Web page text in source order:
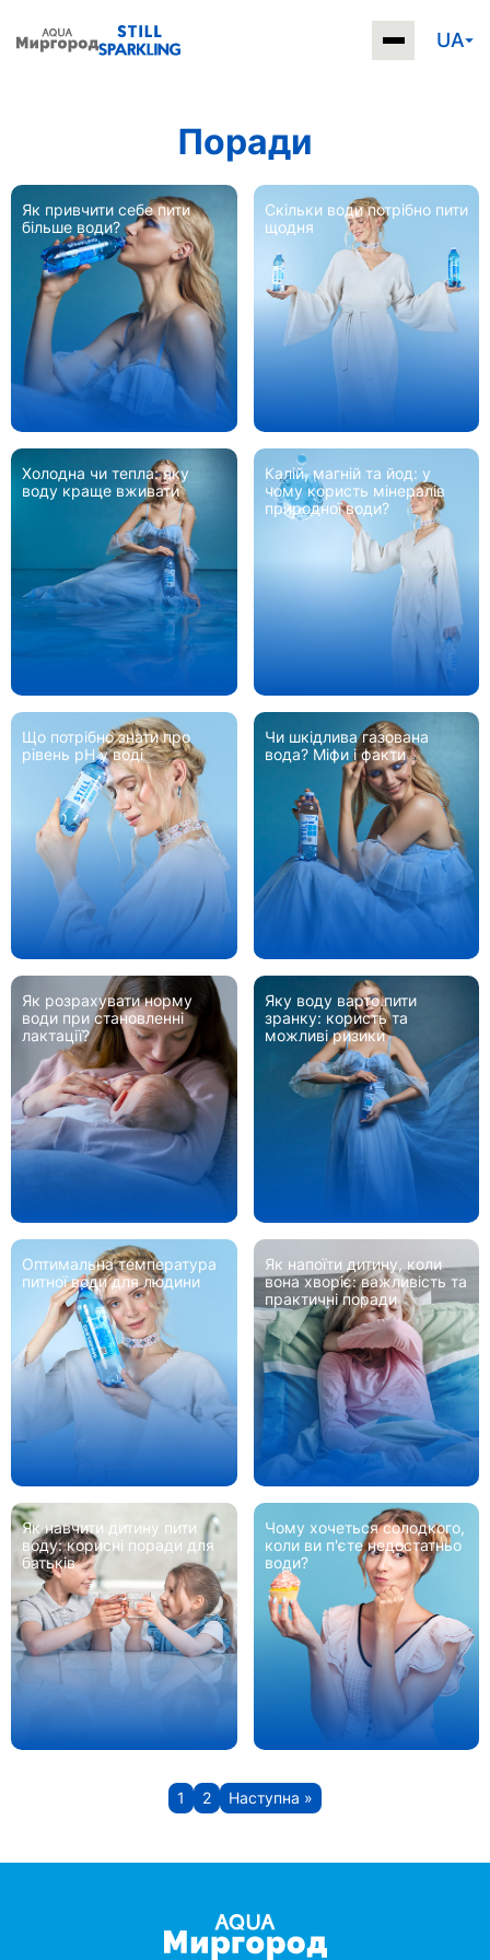
UA
Поради
Як привчити себе пити
більше води?
Скільки води потрібно пити
щодня
Холодна чи тепла: яку
воду краще вживати
Калій, магній та йод: у
чому користь мінералів
природної води?
Що потрібно знати про
рівень pH у воді
Чи шкідлива газована
вода? Міфи і факти
Як розрахувати норму
води при становленні
лактації?
Яку воду варто пити
зранку: користь та
можливі ризики
Оптимальна температура
питної води для людини
Як напоїти дитину, коли
вона хворіє: важливість та
практичні поради
Як навчити дитину пити
воду: корисні поради для
батьків
Чому хочеться солодкого,
коли ви п'єте недостатньо
води?
1 2 Наступна »